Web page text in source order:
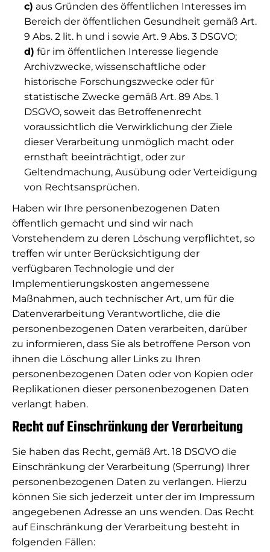
c) aus Gründen des öffentlichen Interesses im
Bereich der öffentlichen Gesundheit gemäß Art.
9 Abs. 2 lit. h und i sowie Art. 9 Abs. 3 DSGVO;
d) für im öffentlichen Interesse liegende
Archivzwecke, wissenschaftliche oder
historische Forschungszwecke oder für
statistische Zwecke gemäß Art. 89 Abs. 1
DSGVO, soweit das Betroffenenrecht
voraussichtlich die Verwirklichung der Ziele
dieser Verarbeitung unmöglich macht oder
ernsthaft beeinträchtigt, oder zur
Geltendmachung, Ausübung oder Verteidigung
von Rechtsansprüchen.
Haben wir Ihre personenbezogenen Daten
öffentlich gemacht und sind wir nach
Vorstehendem zu deren Löschung verpflichtet, so
treffen wir unter Berücksichtigung der
verfügbaren Technologie und der
Implementierungskosten angemessene
Maßnahmen, auch technischer Art, um für die
Datenverarbeitung Verantwortliche, die die
personenbezogenen Daten verarbeiten, darüber
zu informieren, dass Sie als betroffene Person von
ihnen die Löschung aller Links zu Ihren
personenbezogenen Daten oder von Kopien oder
Replikationen dieser personenbezogenen Daten
verlangt haben.
Recht auf Einschränkung der Verarbeitung
Sie haben das Recht, gemäß Art. 18 DSGVO die
Einschränkung der Verarbeitung (Sperrung) Ihrer
personenbezogenen Daten zu verlangen. Hierzu
können Sie sich jederzeit unter der im Impressum
angegebenen Adresse an uns wenden. Das Recht
auf Einschränkung der Verarbeitung besteht in
folgenden Fällen: